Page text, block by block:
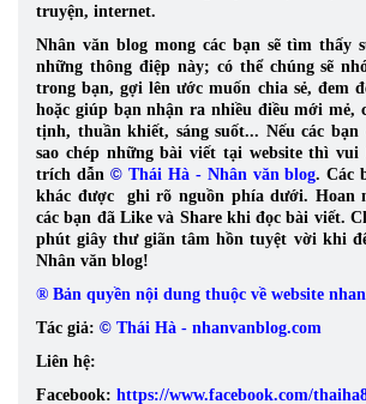
truyện, internet.
Nhân văn blog mong các bạn sẽ tìm thấy
những thông điệp này; có thể chúng sẽ
trong bạn, gợi lên ước muốn chia sẻ, đem
hoặc giúp bạn nhận ra nhiều điều mới mẻ,
tịnh, thuần khiết, sáng suốt... Nếu các bạn
sao chép những bài viết tại website thì vui
trích dẫn © Thái Hà - Nhân văn blog. Các
khác được ghi rõ nguồn phía dưới. Hoan
các bạn đã Like và Share khi đọc bài viết.
phút giây thư giãn tâm hồn tuyệt vời khi
Nhân văn blog!
® Bản quyền nội dung thuộc về website
Tác giả: © Thái Hà - nhanvanblog.com
Liên hệ:
Facebook: https://www.facebook.com/